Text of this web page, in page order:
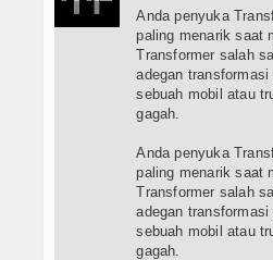
Anda penyuka
paling menarik saat
Transformer salah
adegan
sebuah mobil atau
gagah.
Anda penyuka
paling menarik saat
Transformer salah
adegan
sebuah mobil atau
gagah.